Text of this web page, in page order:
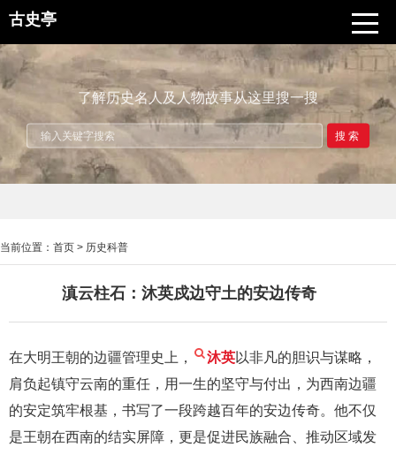
古史亭
了解历史名人及人物故事从这里搜一搜
搜索
当前位置： 首页 > 历史科普
滇云柱石：沐英戍边守土的安边传奇
在大明王朝的边疆管理史上， 沐英以非凡的胆识与谋略，
肩负起镇守云南的重任，用一生的坚守与付出，为西南边疆
的安定筑牢根基，书写了一段跨越百年的安边传奇。他不仅
是王朝在西南的结实屏障，更是促进民族融合、推动区域发